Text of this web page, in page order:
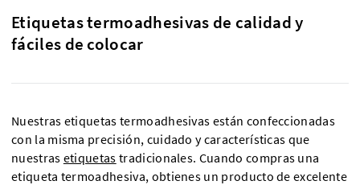
Etiquetas termoadhesivas de calidad y
fáciles de colocar
Nuestras etiquetas termoadhesivas están confeccionadas
con la misma precisión, cuidado y características que
nuestras etiquetas tradicionales. Cuando compras una
etiqueta termoadhesiva, obtienes un producto de excelente